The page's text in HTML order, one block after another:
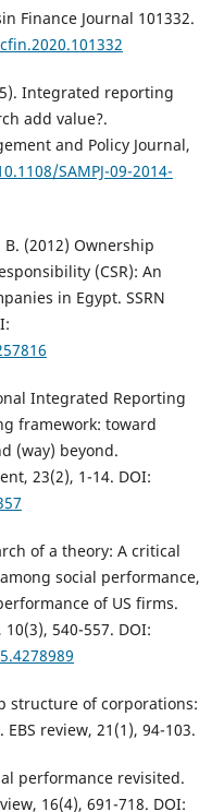
Finance Journal 101332.
Integrated reporting
add value?.
and Policy Journal,
SAMPJ-09-2014-
(2012) Ownership
(CSR): An
in Egypt. SSRN
Integrated Reporting
framework: toward
(way) beyond.
23(2), 1-14. DOI:
of a theory: A critical
social performance,
of US firms.
540-557. DOI:
structure of corporations:
review, 21(1), 94-103.
performance revisited.
16(4), 691-718. DOI: